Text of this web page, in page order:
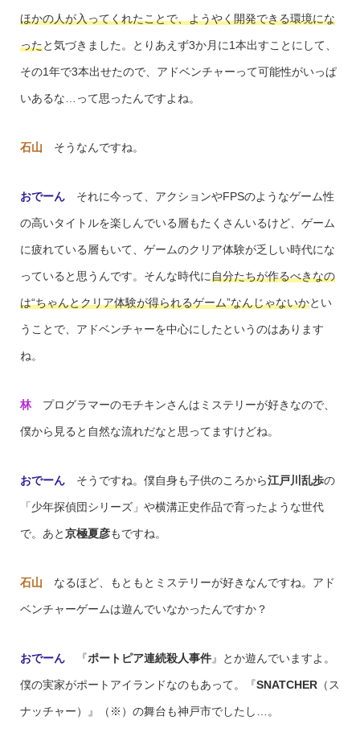
ほかの人が入ってくれたことで、ようやく開発できる環境にな
ったと気づきました。とりあえず3か月に1本出すことにして、
その1年で3本出せたので、アドベンチャーって可能性がいっぱ
いあるな…って思ったんですよね。
石山 そうなんですね。
おでーんそれに今って、アクションやFPSのようなゲーム性
の高いタイトルを楽しんでいる層もたくさんいるけど、ゲーム
に疲れている層もいて、ゲームのクリア体験が乏しい時代にな
っていると思うんです。そんな時代に自分たちが作るべきなの
は“ちゃんとクリア体験が得られるゲーム”なんじゃないかとい
うことで、アドベンチャーを中心にしたというのはあります
ね。
林プログラマーのモチキンさんはミステリーが好きなので、
僕から見ると自然な流れだなと思ってますけどね。
おでーんそうですね。僕自身も子供のころから江戸川乱歩の
「少年探偵団シリーズ」や横溝正史作品で育ったような世代
で。あと京極夏彦もですね。
石山 なるほど、もともとミステリーが好きなんですね。アド
ベンチャーゲームは遊んでいなかったんですか？
おでーん『ポートピア連続殺人事件』とか遊んでいますよ。
僕の実家がポートアイランドなのもあって。『SNATCHER（ス
ナッチャー）』（※）の舞台も神戸市でしたし…。